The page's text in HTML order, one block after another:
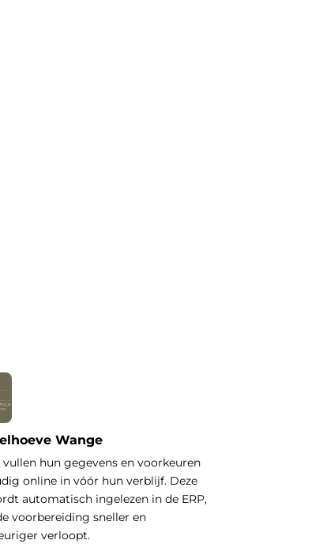
Wange
vullen hun gegevens en voorkeuren
online in vóór hun verblijf. Deze
automatisch ingelezen in de ERP,
voorbereiding sneller en
verloopt.